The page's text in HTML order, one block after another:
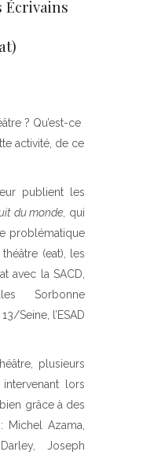
Écrivains
? Qu’est-ce
activité, de ce
publient les
du monde, qui
problématique
(eat), les
avec la SACD,
Sorbonne
Seine, l’ESAD
plusieurs
lors
grâce à des
Michel Azama,
Joseph